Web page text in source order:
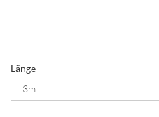
Länge